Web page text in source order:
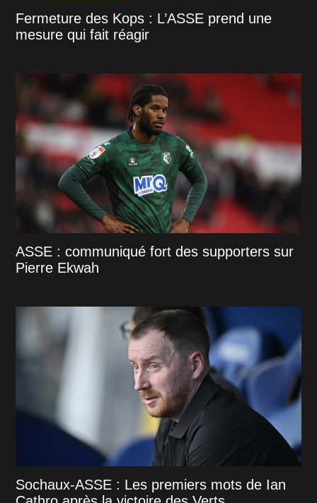
Fermeture des Kops : L’ASSE prend une
mesure qui fait réagir
ASSE : communiqué fort des supporters sur
Pierre Ekwah
Sochaux-ASSE : Les premiers mots de Ian